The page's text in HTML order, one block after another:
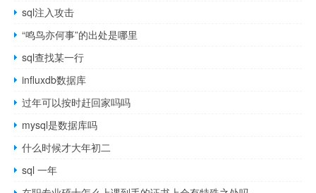
sql注入攻击
“鸣鸟亦何事”的出处是哪里
sql查找某一行
influxdb数据库
过年可以按时赶回家吗吗
mysql是数据库吗
什么时候才大年初二
sql 一年